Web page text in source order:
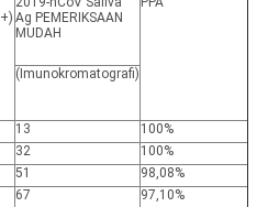
Ag PEMERIKSAAN
MUDAH
(Imunokromatografi)
13
100%
32
100%
51
98,08%
67
97,10%